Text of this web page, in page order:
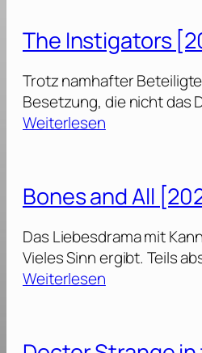
n
[
2
0
]
e
A
m
a
t
e
[
0
2
5
The Instigators
Trotz namhafter
Besetzung, die nicht das
Weiterlesen:
I
n
s
t
i
Bones and All
Das Liebesdrama mit
Vieles Sinn ergibt. Teils
Weiterlesen:
n